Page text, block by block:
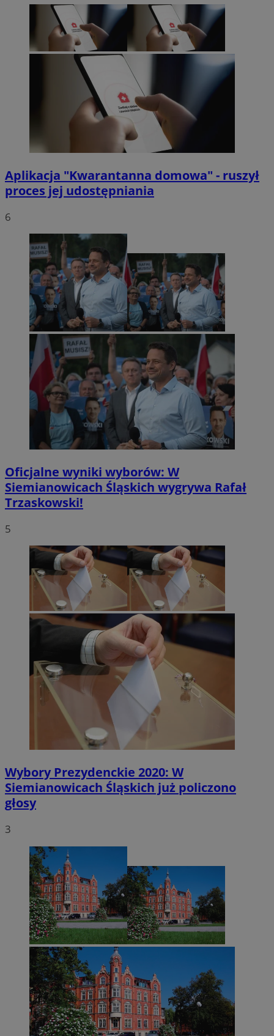
Aplikacja "Kwarantanna domowa" - ruszył
proces jej udostępniania
6
Oficjalne wyniki wyborów: W
Siemianowicach Śląskich wygrywa Rafał
Trzaskowski!
5
Wybory Prezydenckie 2020: W
Siemianowicach Śląskich już policzono
głosy
3